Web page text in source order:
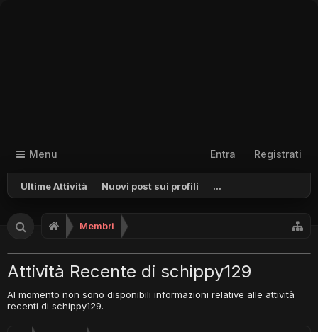
Menu
Ultime Attività Nuovi post sui profili ...
Entra Registrati
Membri
Attività Recente di schippy129
Al momento non sono disponibili informazioni relative alle attività
recenti di schippy129.